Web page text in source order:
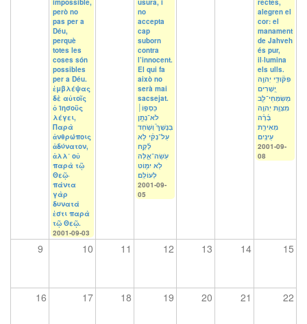
però no
pas per a
Déu,
perquè
totes les
coses són
possibles
per a Déu.
ἐμβλέψας
δὲ αὐτοῖς
ὁ Ἰησοῦς
λέγει,
Παρὰ
ἀνθρώποις
ἀδύνατον,
ἀλλ᾽ οὐ
παρὰ τῷ
Θεῷ·
πάντα
γὰρ
δυνατά
ἐστι παρὰ
τῷ Θεῷ.
2001-09-03
no
accepta
cap
suborn
contra
l’innocent.
El qui fa
això no
serà mai
sacsejat.
כַּסְפּ֤וֹ׀
לֹא־נָתַ֣ן
בְּנֶשֶׁךְ֮ וְשֹׁ֥חַד
עַל־נָקִ֗י לֹ֥א
לָ֫קָ֥ח
עֹֽשֵׂה־אֵ֑לֶּה
לֹ֖א יִמּ֣וֹט
לְעוֹלָֽם׃
2001-09-
05
alegren el
cor: el
manament
de Jahveh
és pur,
il·lumina
els ulls.
פִּקּ֘וּדֵ֤י יְהוָ֣ה
יְ֭שָׁרִים
מְשַׂמְּחֵי־לֵ֑ב
מִצְוַ֥ת יְהוָ֥ה
בָּ֜רָ֗ה
מְאִירַ֥ת
עֵינָֽיִם׃
2001-09-
08
9 10 11 12 13 14 15
16 17 18 19 20 21 22